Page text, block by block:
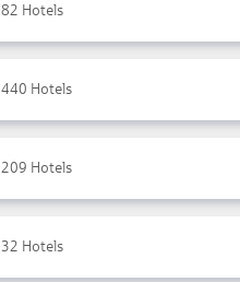
82 Hotels
440 Hotels
209 Hotels
32 Hotels